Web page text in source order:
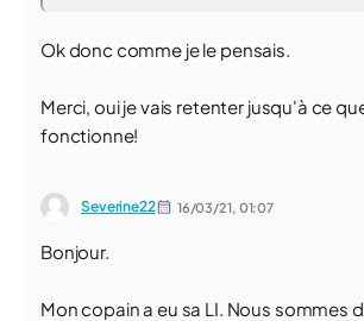
Ok donc comme je le pensais.
Merci, oui je vais retenter jusqu'à ce
fonctionne!
Severine22 16/03/21, 01:07
Bonjour.
Mon copain a eu sa LI. Nous sommes